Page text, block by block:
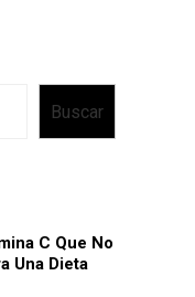
Buscar
C Que No
Una Dieta